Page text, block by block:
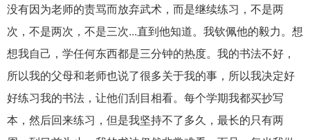
没有因为老师的责骂而放弃武术，而是继续练习，不是两
次，不是两次，不是三次...直到他知道。我钦佩他的毅力。想
想我自己，学任何东西都是三分钟的热度。我的书法不好，
所以我的父母和老师也说了很多关于我的事，所以我决定好
好练习我的书法，让他们刮目相看。每个学期我都买抄写
本，然后回来练习，但是我坚持不了多久，最长的只有两